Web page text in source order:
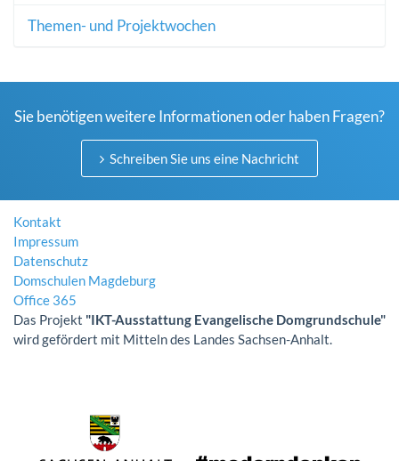
Themen- und Projektwochen
Sie benötigen weitere Informationen oder haben Fragen?
Schreiben Sie uns eine Nachricht
Kontakt
Impressum
Datenschutz
Domschulen Magdeburg
Office 365
Das Projekt "IKT-Ausstattung Evangelische Domgrundschule"
wird gefördert mit Mitteln des Landes Sachsen-Anhalt.